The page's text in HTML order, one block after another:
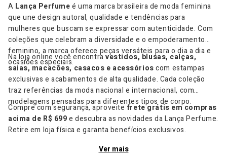
A Lança Perfumeé uma marca brasileira de moda feminina
que une design autoral, qualidade e tendências para
mulheres que buscam se expressar com autenticidade. Com
coleções que celebram a diversidade e o empoderamento
feminino, a marca oferece peças versáteis para o dia a dia e
ocasiões especiais.
Na loja online você encontravestidos, blusas, calças,
saias, macacões, casacos e acessórioscom estampas
exclusivas e acabamentos de alta qualidade. Cada coleção
traz referências da moda nacional e internacional, com
modelagens pensadas para diferentes tipos de corpo.
Compre com segurança, aproveite frete grátis em compras
acima de R$ 699e descubra as novidades da Lança Perfume.
Retire em loja física e garanta benefícios exclusivos.
Ver mais